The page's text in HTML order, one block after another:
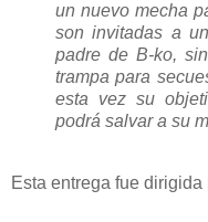
un nuevo mecha
son invitadas a
padre de B-ko,
trampa para
esta vez su
podrá salvar a su
Esta entrega fue